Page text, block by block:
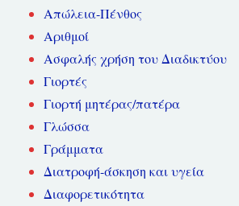
Απώλεια-Πένθος
Αριθμοί
Ασφαλής χρήση του Διαδικτύου
Γιορτές
Γιορτή μητέρας/πατέρα
Γλώσσα
Γράμματα
Διατροφή-άσκηση και υγεία
Διαφορετικότητα